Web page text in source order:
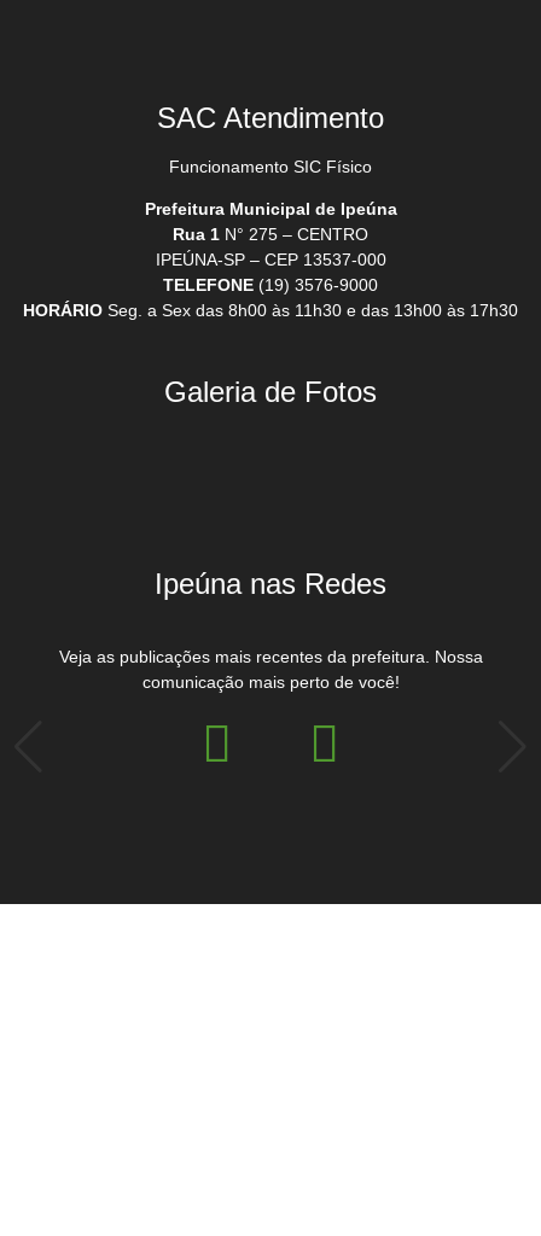
SAC Atendimento
Funcionamento SIC Físico
Prefeitura Municipal de Ipeúna
Rua 1 N° 275 – CENTRO
IPEÚNA-SP – CEP 13537-000
TELEFONE (19) 3576-9000
HORÁRIO Seg. a Sex das 8h00 às 11h30 e das 13h00 às 17h30
Galeria de Fotos
Ipeúna nas Redes
Veja as publicações mais recentes da prefeitura. Nossa
comunicação mais perto de você!